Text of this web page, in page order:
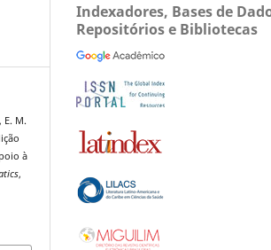
E. M.
à
,
Indexadores, Bases de
Repositórios e Bibliotecas